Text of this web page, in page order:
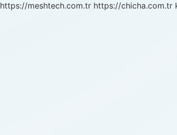
https://meshtech.com.tr https://chicha.com.tr